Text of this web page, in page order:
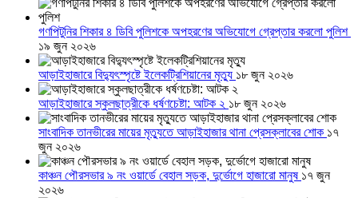
গণপিটুনির শিকার ৪ ডিবি পুলিশকে অপহরণের অভিযোগে গ্রেপ্তার করলো পুলিশ
১৯ জুন ২০২৬
আড়াইহাজারে বিদ্যুৎস্পৃষ্টে ইলেকট্রিশিয়ানের মৃত্যু ১৮ জুন ২০২৬
আড়াইহাজারে স্কুলছাত্রীকে ধর্ষণচেষ্টা: আটক ২ ১৮ জুন ২০২৬
সাংবাদিক তানভীরের মায়ের মৃত্যুতে আড়াইহাজার থানা প্রেসক্লাবের শোক ১৭
জুন ২০২৬
কাঞ্চন পৌরসভার ৯ নং ওয়ার্ডে বেহাল সড়ক, দুর্ভোগে হাজারো মানুষ ১৭ জুন
২০২৬